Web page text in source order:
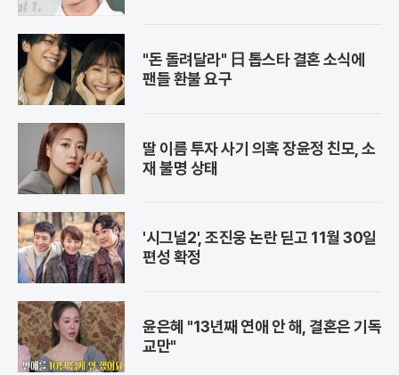
"돈 돌려달라" 日 톱스타 결혼 소식에
팬들 환불 요구
딸 이름 투자 사기 의혹 장윤정 친모, 소
재 불명 상태
'시그널2', 조진웅 논란 딛고 11월 30일
편성 확정
윤은혜 "13년째 연애 안 해, 결혼은 기독
교만"